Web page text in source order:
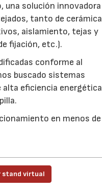
una solución innovadora
tanto de cerámica
aislamiento, tejas y
fijación, etc.).
conforme al
buscado sistemas
eficiencia energética
en menos de
stand virtual